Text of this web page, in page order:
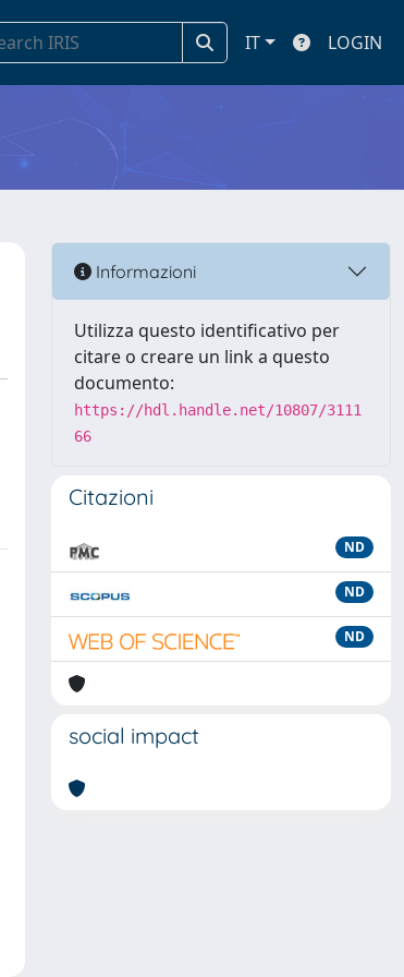
IT LOGIN
Informazioni
Utilizza questo identificativo per
citare o creare un link a questo
documento:
https://hdl.handle.net/10807/3111
66
Citazioni
ND
ND
ND
social impact